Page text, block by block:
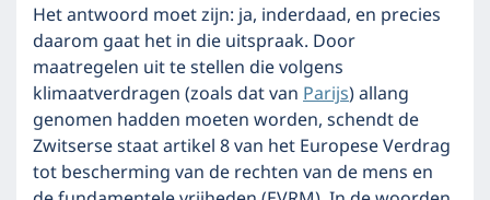
Het antwoord moet zijn: ja, inderdaad, en precies
daarom gaat het in die uitspraak. Door
maatregelen uit te stellen die volgens
klimaatverdragen (zoals dat vanParijs) allang
genomen hadden moeten worden, schendt de
Zwitserse staat artikel 8 van het Europese Verdrag
tot bescherming van de rechten van de mens en